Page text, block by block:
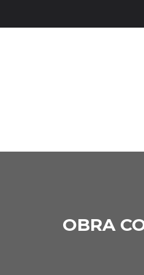
OBRA